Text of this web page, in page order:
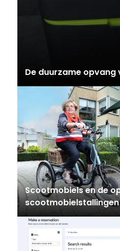
De duurzame
Scootmobiels en de
scootmobielstallingen